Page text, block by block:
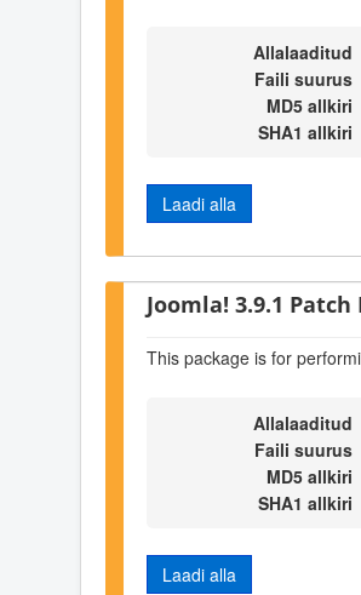
Allalaaditud
Faili suurus
MD5 allkiri
SHA1 allkiri
Laadi alla
Joomla! 3.9.1
This package is for
Allalaaditud
Faili suurus
MD5 allkiri
SHA1 allkiri
Laadi alla